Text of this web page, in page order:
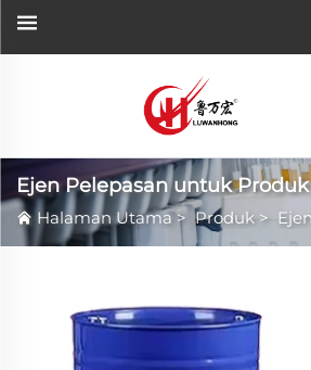
Ejen Pelepasan untuk
Halaman Utama>Produk> Ejen